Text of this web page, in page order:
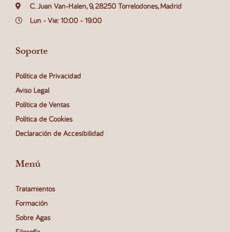
C. Juan Van-Halen, 9, 28250 Torrelodones, Madrid
Lun - Vie: 10:00 - 19:00
Soporte
Política de Privacidad
Aviso Legal
Política de Ventas
Política de Cookies
Declaración de Accesibilidad
Menú
Tratamientos
Formación
Sobre Agas